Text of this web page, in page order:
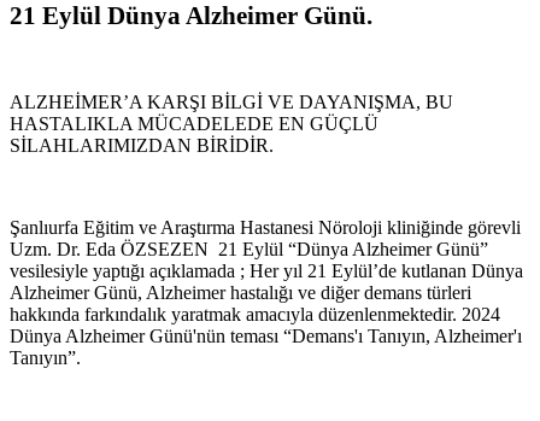
21 Eylül Dünya Alzheimer Günü.
ALZHEİMER’A KARŞI BİLGİ VE DAYANIŞMA, BU
HASTALIKLA MÜCADELEDE EN GÜÇLÜ
SİLAHLARIMIZDAN BİRİDİR.
Şanlıurfa Eğitim ve Araştırma Hastanesi Nöroloji kliniğinde görevli
Uzm. Dr. Eda ÖZSEZEN 21 Eylül “Dünya Alzheimer Günü”
vesilesiyle yaptığı açıklamada ; Her yıl 21 Eylül’de kutlanan Dünya
Alzheimer Günü, Alzheimer hastalığı ve diğer demans türleri
hakkında farkındalık yaratmak amacıyla düzenlenmektedir. 2024
Dünya Alzheimer Günü'nün teması “Demans'ı Tanıyın, Alzheimer'ı
Tanıyın”.